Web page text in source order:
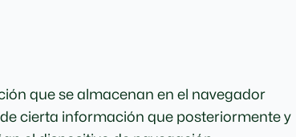
que se almacenan en el navegador
cierta información que posteriormente y